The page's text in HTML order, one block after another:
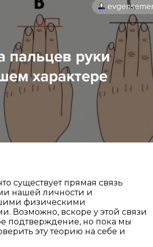
существует прямая связь
нашей личности и
физическими
Возможно, вскоре у этой связи
подтверждение, но пока мы
эту теорию на себе и